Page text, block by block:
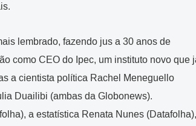
lembrado, fazendo jus a 30 anos de
como CEO do Ipec, um instituto novo que
a cientista política Rachel Meneguello
Duailibi (ambas da Globonews).
a estatística Renata Nunes (Datafolha),